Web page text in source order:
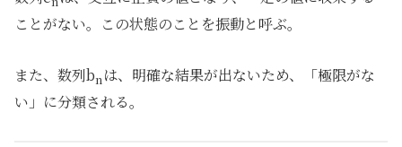
ことがない。この状態のことを振動と呼ぶ。
また、数列bnは、明確な結果が出ないため、「極限がな
い」に分類される。